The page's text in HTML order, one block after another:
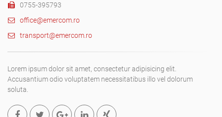
0755-395793
office@emercom.ro
transport@emercom.ro
Lorem ipsum dolor sit amet, consectetur adipisicing elit.
Accusantium odio voluptatem necessitatibus illo vel dolorum
soluta.